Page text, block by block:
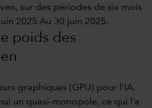
sur des périodes de six mois
2025 Au 30 juin 2025.
poids des
graphiques (GPU) pour l’IA,
un quasi-monopole, ce qui l’a